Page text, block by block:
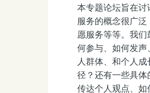
本专题论坛旨在
服务的概念很广
愿服务等等。我
何参与、如何发
人群体、和个人
径？还有一些具
传达个人观点、